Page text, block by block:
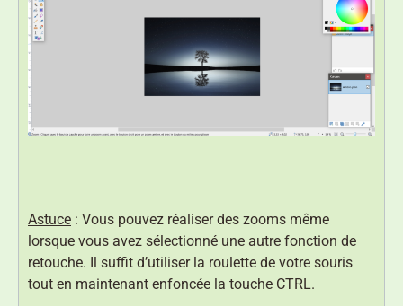
Astuce : Vous pouvez réaliser des zooms même
lorsque vous avez sélectionné une autre fonction de
retouche. Il suffit d’utiliser la roulette de votre souris
tout en maintenant enfoncée la touche CTRL.